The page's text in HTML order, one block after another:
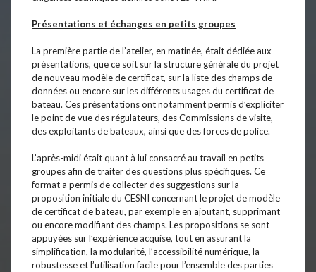
Présentations et échanges en petits groupes
La première partie de l’atelier, en matinée, était dédiée aux
présentations, que ce soit sur la structure générale du projet
de nouveau modèle de certificat, sur la liste des champs de
données ou encore sur les différents usages du certificat de
bateau. Ces présentations ont notamment permis d’expliciter
le point de vue des régulateurs, des Commissions de visite,
des exploitants de bateaux, ainsi que des forces de police.
L’après-midi était quant à lui consacré au travail en petits
groupes afin de traiter des questions plus spécifiques. Ce
format a permis de collecter des suggestions sur la
proposition initiale du CESNI concernant le projet de modèle
de certificat de bateau, par exemple en ajoutant, supprimant
ou encore modifiant des champs. Les propositions se sont
appuyées sur l’expérience acquise, tout en assurant la
simplification, la modularité, l’accessibilité numérique, la
robustesse et l’utilisation facile pour l’ensemble des parties